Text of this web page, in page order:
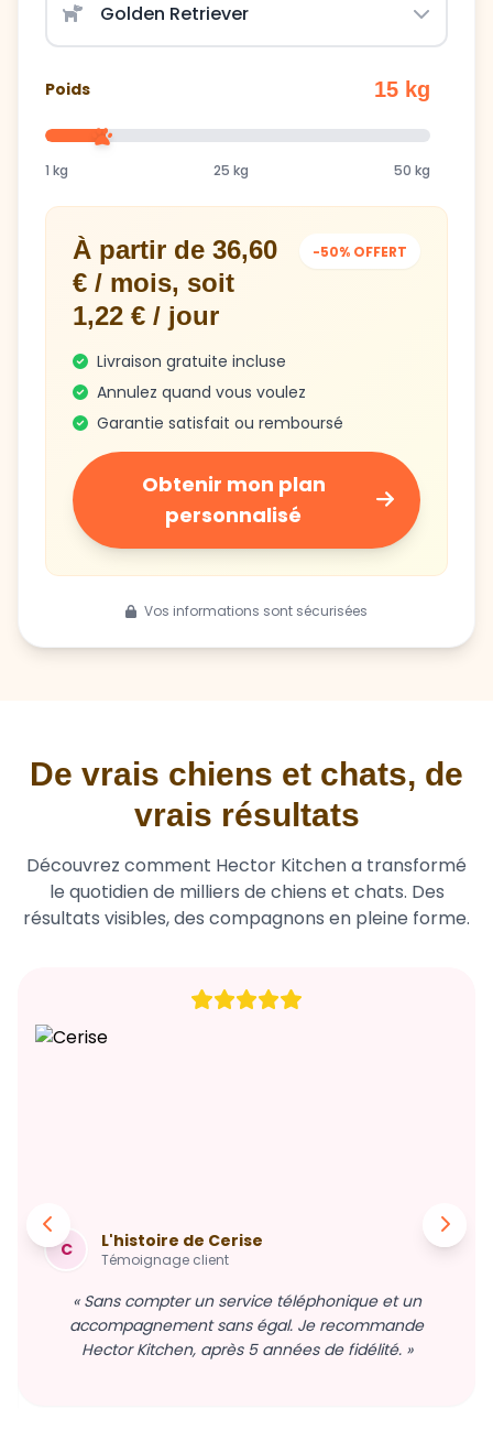
Poids 15 kg
1 kg 25 kg 50 kg
À partir de 36,60
€ / mois, soit
1,22 € / jour
-50% OFFERT
Livraison gratuite incluse
Annulez quand vous voulez
Garantie satisfait ou remboursé
Obtenir mon plan
personnalisé
Vos informations sont sécurisées
De vrais chiens et chats, de
vrais résultats
Découvrez comment Hector Kitchen a transformé
le quotidien de milliers de chiens et chats. Des
résultats visibles, des compagnons en pleine forme.
C L'histoire de Cerise
Témoignage client
« Sans compter un service téléphonique et un
accompagnement sans égal. Je recommande
Hector Kitchen, après 5 années de fidélité. »